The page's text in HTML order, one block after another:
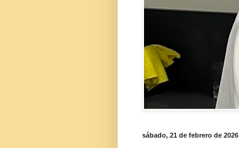
sábado, 21 de febrero de 2026